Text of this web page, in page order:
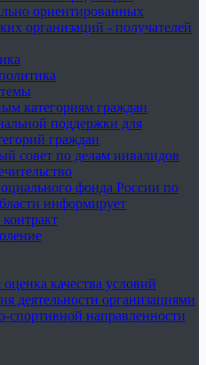
ориентированных
организаций - получателей
категориям граждан
поддержки для
граждан
совет по делам инвалидов
фонда России по
информирует
качества условий
деятельности организациями
спортивной направленности